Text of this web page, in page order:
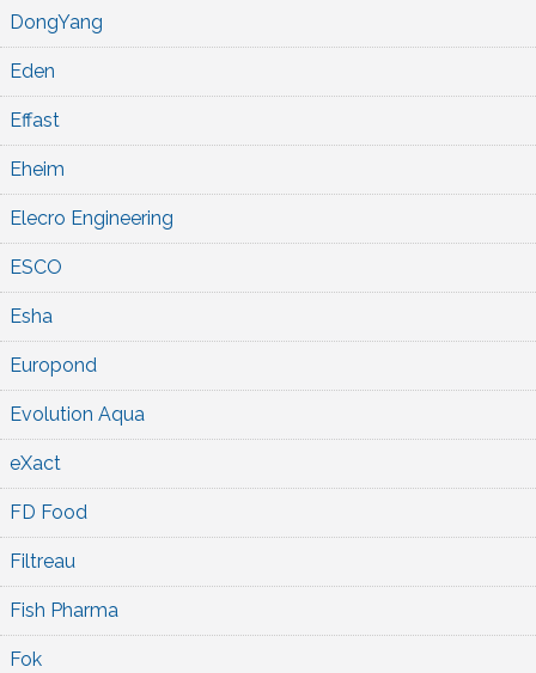
DongYang
Eden
Effast
Eheim
Elecro Engineering
ESCO
Esha
Europond
Evolution Aqua
eXact
FD Food
Filtreau
Fish Pharma
Fok